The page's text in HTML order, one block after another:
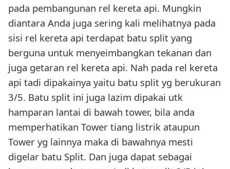
pada pembangunan rel kereta api. Mungkin
diantara Anda juga sering kali melihatnya pada
sisi rel kereta api terdapat batu split yang
berguna untuk menyeimbangkan tekanan dan
juga getaran rel kereta api. Nah pada rel kereta
api tadi dipakainya yaitu batu split yg berukuran
3/5. Batu split ini juga lazim dipakai utk
hamparan lantai di bawah tower, bila anda
memperhatikan Tower tiang listrik ataupun
Tower yg lainnya maka di bawahnya mesti
digelar batu Split. Dan juga dapat sebagai